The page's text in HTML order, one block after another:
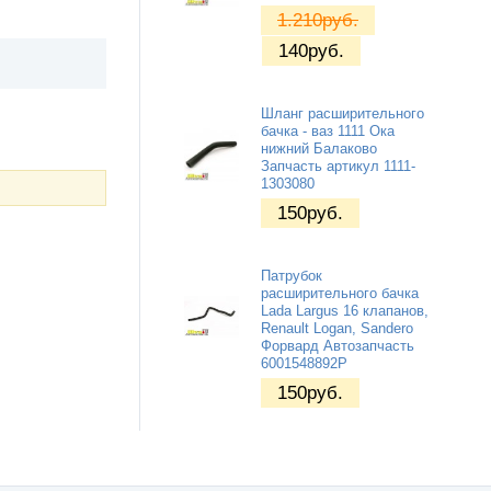
1.210руб.
140руб.
Шланг расширительного
бачка - ваз 1111 Ока
нижний Балаково
Запчасть артикул 1111-
1303080
150руб.
Патрубок
расширительного бачка
Lada Largus 16 клапанов,
Renault Logan, Sandero
Форвард Автозапчасть
6001548892Р
150руб.